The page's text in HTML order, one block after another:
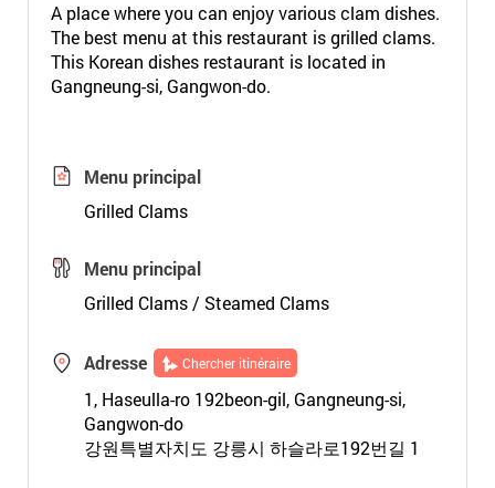
A place where you can enjoy various clam dishes.
The best menu at this restaurant is grilled clams.
This Korean dishes restaurant is located in
Gangneung-si, Gangwon-do.
Menu principal
Grilled Clams
Menu principal
Grilled Clams / Steamed Clams
Adresse Chercher itinéraire
1, Haseulla-ro 192beon-gil, Gangneung-si,
Gangwon-do
강원특별자치도 강릉시 하슬라로192번길 1